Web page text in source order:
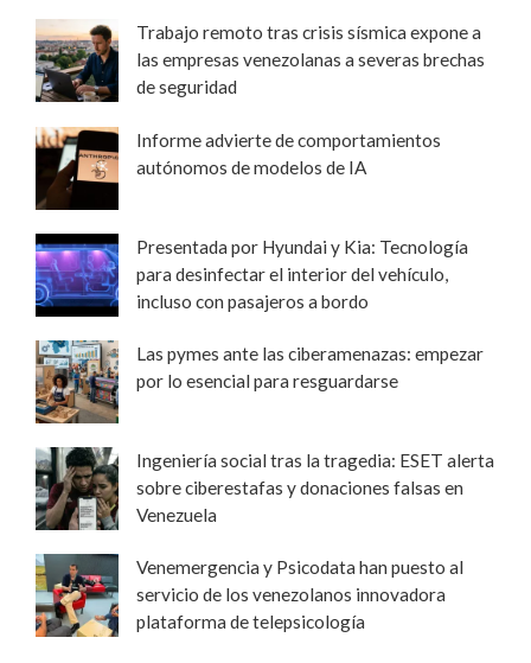
Trabajo remoto tras crisis sísmica expone a
las empresas venezolanas a severas brechas
de seguridad
Informe advierte de comportamientos
autónomos de modelos de IA
Presentada por Hyundai y Kia: Tecnología
para desinfectar el interior del vehículo,
incluso con pasajeros a bordo
Las pymes ante las ciberamenazas: empezar
por lo esencial para resguardarse
Ingeniería social tras la tragedia: ESET alerta
sobre ciberestafas y donaciones falsas en
Venezuela
Venemergencia y Psicodata han puesto al
servicio de los venezolanos innovadora
plataforma de telepsicología